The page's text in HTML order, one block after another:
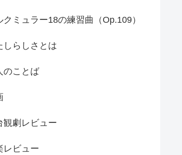
クミュラー18の練習曲（Op.109）
しらしさとは
のことば
観劇レビュー
レビュー